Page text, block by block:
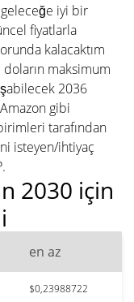
iyi bir
fiyatlarla
kalacaktım
doların maksimum
2036
gibi
tarafından
isteyen/ihtiyaç
2030 için
en az
$0,23988722